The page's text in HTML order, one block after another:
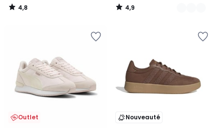
4,8
/
4,9
/
Outlet Nouveauté